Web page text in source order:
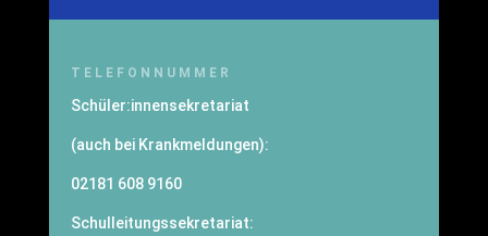
TELEFONNUMMER
Schüler:innensekretariat
(auch bei Krankmeldungen):
02181 608 9160
Schulleitungssekretariat: